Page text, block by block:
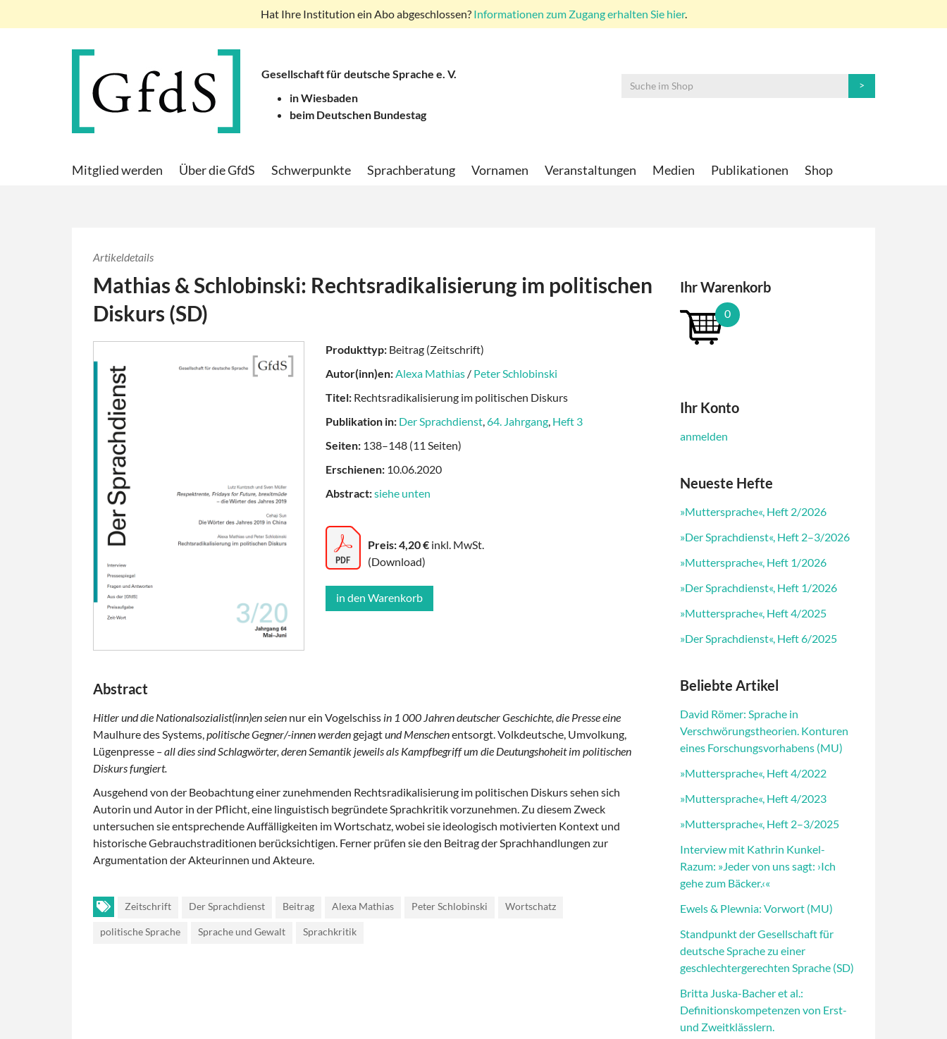
Hat Ihre Institution ein Abo abgeschlossen? Informationen zum Zugang erhalten Sie hier.
Gesellschaft für deutsche Sprache e. V.
in Wiesbaden
beim Deutschen Bundestag
Mitglied werden Über die GfdS Schwerpunkte Sprachberatung Vornamen Veranstaltungen Medien Publikationen Shop
Artikeldetails
Mathias & Schlobinski: Rechtsradikalisierung im politischen
Diskurs (SD)
Produkttyp: Beitrag (Zeitschrift)
Autor(inn)en:Alexa Mathias / Peter Schlobinski
Titel: Rechtsradikalisierung im politischen Diskurs
Publikation in: Der Sprachdienst,64. Jahrgang, Heft 3
Seiten: 138–148 (11 Seiten)
Erschienen: 10.06.2020
Abstract:siehe unten
Preis: 4,20 € inkl. MwSt.
(Download)
Abstract
Hitler und die Nationalsozialist(inn)en seien nur ein Vogelschiss in 1 000 Jahren deutscher Geschichte, die Presse eine
Maulhure des Systems, politische Gegner/-innen werdengejagtund Menschenentsorgt. Volkdeutsche, Umvolkung,
Lügenpresse – all dies sind Schlagwörter, deren Semantik jeweils als Kampfbegriff um die Deutungshoheit im politischen
Diskurs fungiert.
Ausgehend von der Beobachtung einer zunehmenden Rechtsradikalisierung im politischen Diskurs sehen sich
Autorin und Autor in der Pflicht, eine linguistisch begründete Sprachkritik vorzunehmen. Zu diesem Zweck
untersuchen sie entsprechende Auffälligkeiten im Wortschatz, wobei sie ideologisch motivierten Kontext und
historische Gebrauchstraditionen berücksichtigen. Ferner prüfen sie den Beitrag der Sprachhandlungen zur
Argumentation der Akteurinnen und Akteure.
Zeitschrift Der Sprachdienst Beitrag Alexa Mathias Peter Schlobinski Wortschatz
politische Sprache Sprache und Gewalt Sprachkritik
Ihr Warenkorb
0
Ihr Konto
anmelden
Neueste Hefte
»Muttersprache«, Heft 2/2026
»Der Sprachdienst«, Heft 2–3/2026
»Muttersprache«, Heft 1/2026
»Der Sprachdienst«, Heft 1/2026
»Muttersprache«, Heft 4/2025
»Der Sprachdienst«, Heft 6/2025
Beliebte Artikel
David Römer: Sprache in
Verschwörungstheorien. Konturen
eines Forschungsvorhabens (MU)
»Muttersprache«, Heft 4/2022
»Muttersprache«, Heft 4/2023
»Muttersprache«, Heft 2–3/2025
Interview mit Kathrin Kunkel-
Razum: »Jeder von uns sagt: ›Ich
gehe zum Bäcker.‹«
Ewels & Plewnia: Vorwort (MU)
Standpunkt der Gesellschaft für
deutsche Sprache zu einer
geschlechtergerechten Sprache (SD)
Britta Juska-Bacher et al.:
Definitionskompetenzen von Erst-
und Zweitklässlern.